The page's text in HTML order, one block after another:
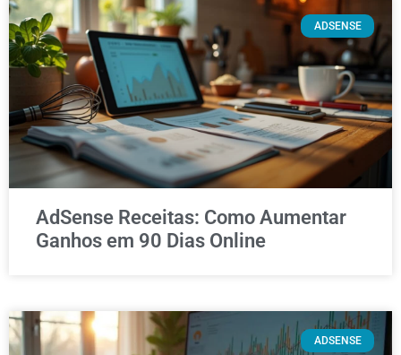
ADSENSE
AdSense Receitas: Como Aumentar
Ganhos em 90 Dias Online
ADSENSE